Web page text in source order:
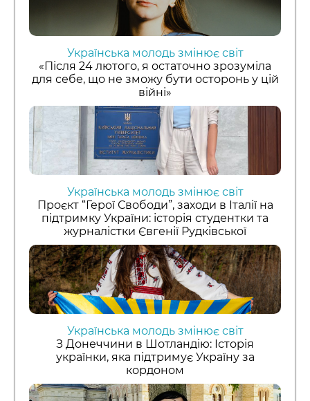
Українська молодь змінює світ
«Після 24 лютого, я остаточно зрозуміла
для себе, що не зможу бути осторонь у цій
війні»
Українська молодь змінює світ
Проєкт “Герої Свободи”, заходи в Італії на
підтримку України: історія студентки та
журналістки Євгенії Рудківської
Українська молодь змінює світ
З Донеччини в Шотландію: Історія
українки, яка підтримує Україну за
кордоном